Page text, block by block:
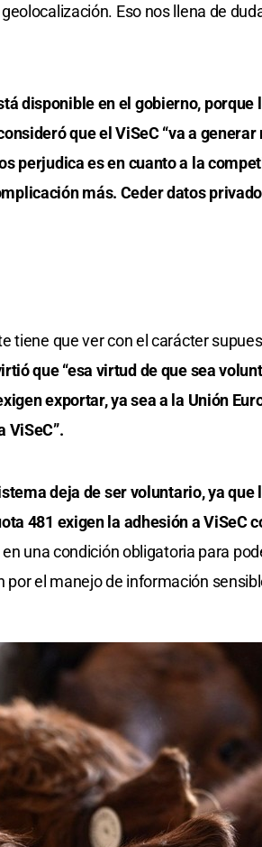
Eso nos llena de
disponible en el gobierno, porque
que el ViSeC “va a
perjudica es en cuanto a la
más. Ceder datos
tiene que ver con el carácter
que “esa virtud de que sea
exportar, ya sea a la Unión
ViSeC”.
deja de ser voluntario, ya
481 exigen la adhesión a ViSeC
una condición obligatoria para
el manejo de información